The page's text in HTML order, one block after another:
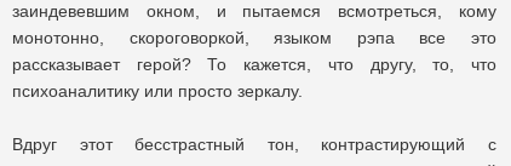
заиндевевшим окном, и пытаемся всмотреться, кому
монотонно, скороговоркой, языком рэпа все это
рассказывает герой? То кажется, что другу, то, что
психоаналитику или просто зеркалу.
Вдруг этот бесстрастный тон, контрастирующий с